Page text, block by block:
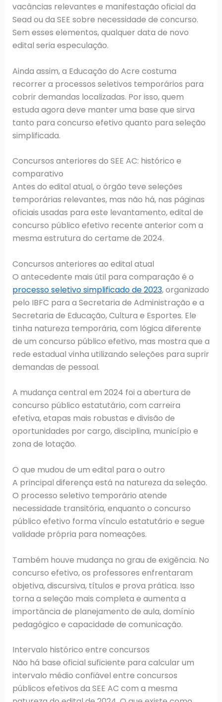
vacâncias relevantes e manifestação oficial da
Sead ou da SEE sobre necessidade de concurso.
Sem esses elementos, qualquer data de novo
edital seria especulação.
Ainda assim, a Educação do Acre costuma
recorrer a processos seletivos temporários para
cobrir demandas localizadas. Por isso, quem
estuda agora deve manter uma base que sirva
tanto para concurso efetivo quanto para seleção
simplificada.
Concursos anteriores do SEE AC: histórico e
comparativo
Antes do edital atual, o órgão teve seleções
temporárias relevantes, mas não há, nas páginas
oficiais usadas para este levantamento, edital de
concurso público efetivo recente anterior com a
mesma estrutura do certame de 2024.
Concursos anteriores ao edital atual
O antecedente mais útil para comparação é o
processo seletivo simplificado de 2023, organizado
pelo IBFC para a Secretaria de Administração e a
Secretaria de Educação, Cultura e Esportes. Ele
tinha natureza temporária, com lógica diferente
de um concurso público efetivo, mas mostra que a
rede estadual vinha utilizando seleções para suprir
demandas de pessoal.
A mudança central em 2024 foi a abertura de
concurso público estatutário, com carreira
efetiva, etapas mais robustas e divisão de
oportunidades por cargo, disciplina, município e
zona de lotação.
O que mudou de um edital para o outro
A principal diferença está na natureza da seleção.
O processo seletivo temporário atende
necessidade transitória, enquanto o concurso
público efetivo forma vínculo estatutário e segue
validade própria para nomeações.
Também houve mudança no grau de exigência. No
concurso efetivo, os professores enfrentaram
objetiva, discursiva, títulos e prova prática. Isso
torna a seleção mais completa e aumenta a
importância de planejamento de aula, domínio
pedagógico e capacidade de comunicação.
Intervalo histórico entre concursos
Não há base oficial suficiente para calcular um
intervalo médio confiável entre concursos
públicos efetivos da SEE AC com a mesma